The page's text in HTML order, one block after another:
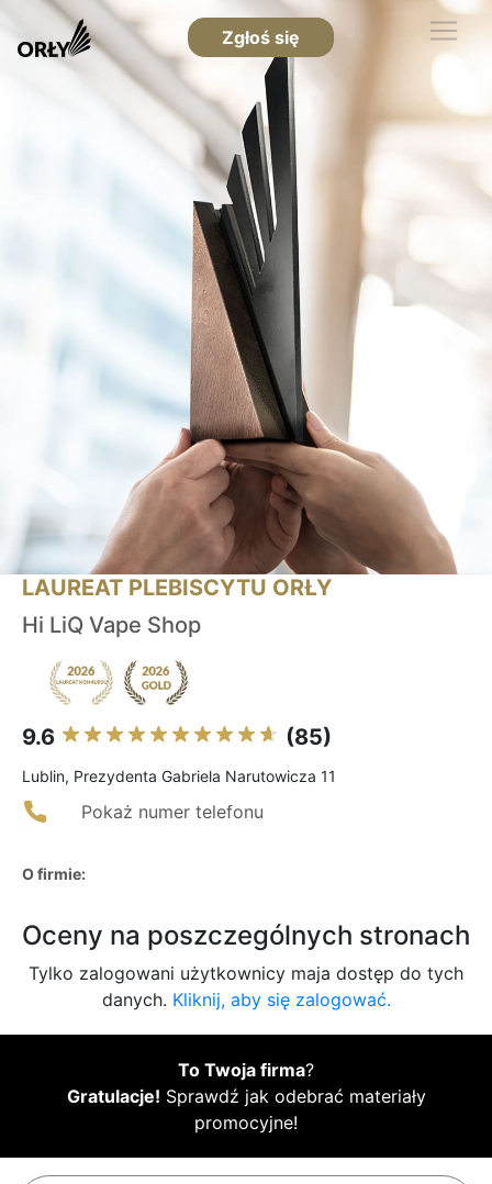
Zgłoś się
LAUREAT PLEBISCYTU ORŁY
Hi LiQ Vape Shop
9.6 (85)
Lublin, Prezydenta Gabriela Narutowicza 11
Pokaż numer telefonu
O firmie:
Oceny na poszczególnych stronach
Tylko zalogowani użytkownicy maja dostęp do tych
danych. Kliknij, aby się zalogować.
To Twoja firma?
Gratulacje! Sprawdź jak odebrać materiały
promocyjne!